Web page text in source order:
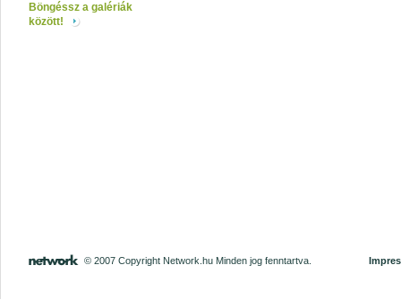
Böngéssz a galériák
között!
© 2007 Copyright Network.hu Minden jog fenntartva.